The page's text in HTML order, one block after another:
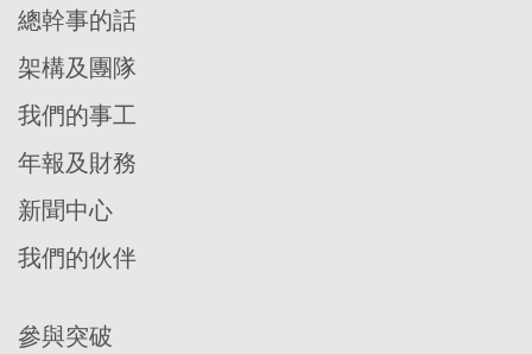
總幹事的話
架構及團隊
我們的事工
年報及財務
新聞中心
我們的伙伴
參與突破